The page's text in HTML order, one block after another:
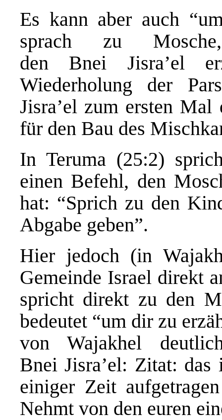
Es kann aber auch
sprach zu
den Bnei Jisra’el
Wiederholung der
Jisra’el zum ersten
für den Bau des
In Teruma (25:2)
einen Befehl, den
hat: “Sprich zu den
Abgabe geben”.
Hier jedoch (in
Gemeinde Israel direkt
spricht direkt zu den
bedeutet “um dir zu
von Wajakhel
Bnei Jisra’el: Zitat:
einiger Zeit
Nehmt von den euren